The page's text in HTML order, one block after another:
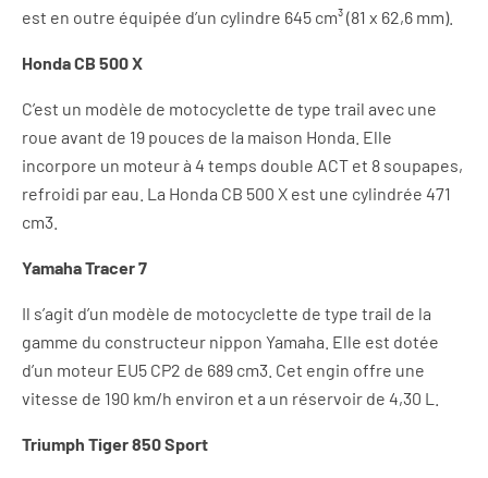
est en outre équipée d’un cylindre 645 cm³ (81 x 62,6 mm).
Honda CB 500 X
C’est un modèle de motocyclette de type trail avec une
roue avant de 19 pouces de la maison Honda. Elle
incorpore un moteur à 4 temps double ACT et 8 soupapes,
refroidi par eau. La Honda CB 500 X est une cylindrée 471
cm3.
Yamaha Tracer 7
Il s’agit d’un modèle de motocyclette de type trail de la
gamme du constructeur nippon Yamaha. Elle est dotée
d’un moteur EU5 CP2 de 689 cm3. Cet engin offre une
vitesse de 190 km/h environ et a un réservoir de 4,30 L.
Triumph Tiger 850 Sport